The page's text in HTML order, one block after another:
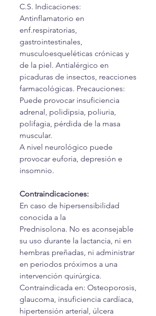
C.S. Indicaciones:
Antinflamatorio en
enf.respiratorias,
gastrointestinales,
musculoesqueléticas crónicas y
de la piel. Antialérgico en
picaduras de insectos, reacciones
farmacológicas. Precauciones:
Puede provocar insuficiencia
adrenal, polidipsia, poliuria,
polifagia, pérdida de la masa
muscular.
A nivel neurológico puede
provocar euforia, depresión e
insomnio.
Contraindicaciones:
En caso de hipersensibilidad
conocida a la
Prednisolona. No es aconsejable
su uso durante la lactancia, ni en
hembras preñadas, ni administrar
en periodos próximos a una
intervención quirúrgica.
Contraindicada en: Osteoporosis,
glaucoma, insuficiencia cardíaca,
hipertensión arterial, úlcera